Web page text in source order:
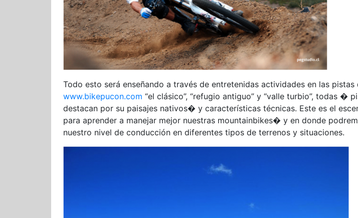
Todo esto será enseñando a través de entretenidas actividades en las pistas
www.bikepucon.com “el clásico”, “refugio antiguo” y “valle turbio”, todas �
destacan por su paisajes nativos� y características técnicas. Este es el
para aprender a manejar mejor nuestras mountainbikes� y en donde
nuestro nivel de conducción en diferentes tipos de terrenos y situaciones.